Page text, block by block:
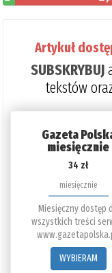
Artykuł
SUBSKRYBUJ
tekstów
Gazeta
miesięcznie
34 zł
miesięcznie
Miesięczny dostęp
wszystkich treści
WYBIERAM